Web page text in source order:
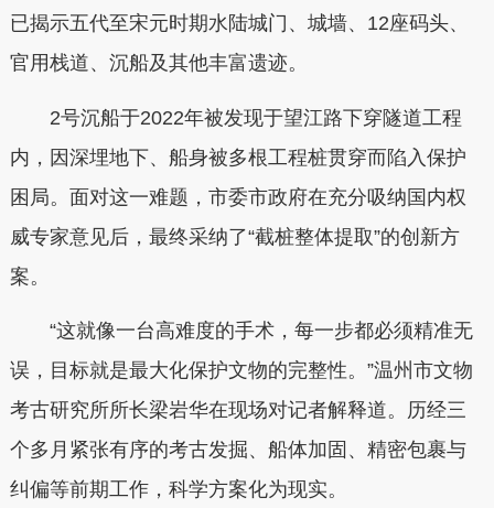
已揭示五代至宋元时期水陆城门、城墙、12座码头、
官用栈道、沉船及其他丰富遗迹。
2号沉船于2022年被发现于望江路下穿隧道工程
内，因深埋地下、船身被多根工程桩贯穿而陷入保护
困局。面对这一难题，市委市政府在充分吸纳国内权
威专家意见后，最终采纳了“截桩整体提取”的创新方
案。
“这就像一台高难度的手术，每一步都必须精准无
误，目标就是最大化保护文物的完整性。”温州市文物
考古研究所所长梁岩华在现场对记者解释道。历经三
个多月紧张有序的考古发掘、船体加固、精密包裹与
纠偏等前期工作，科学方案化为现实。